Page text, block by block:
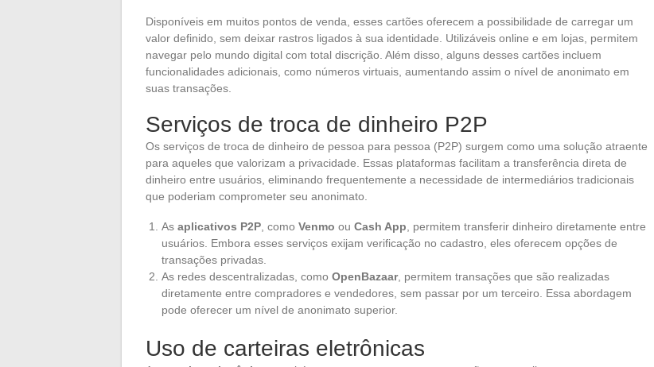
Disponíveis em muitos pontos de venda, esses cartões oferecem a possibilidade de carregar um
valor definido, sem deixar rastros ligados à sua identidade. Utilizáveis online e em lojas, permitem
navegar pelo mundo digital com total discrição. Além disso, alguns desses cartões incluem
funcionalidades adicionais, como números virtuais, aumentando assim o nível de anonimato em
suas transações.
Serviços de troca de dinheiro P2P
Os serviços de troca de dinheiro de pessoa para pessoa (P2P) surgem como uma solução atraente
para aqueles que valorizam a privacidade. Essas plataformas facilitam a transferência direta de
dinheiro entre usuários, eliminando frequentemente a necessidade de intermediários tradicionais
que poderiam comprometer seu anonimato.
As aplicativos P2P , como Venmo ou Cash App , permitem transferir dinheiro diretamente entre
usuários. Embora esses serviços exijam verificação no cadastro, eles oferecem opções de
transações privadas.
As redes descentralizadas, como OpenBazaar, permitem transações que são realizadas
diretamente entre compradores e vendedores, sem passar por um terceiro. Essa abordagem
pode oferecer um nível de anonimato superior.
Uso de carteiras eletrônicas